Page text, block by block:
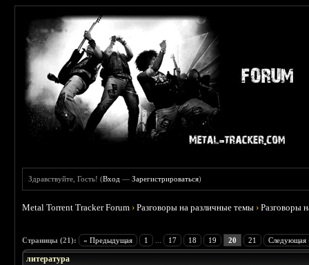
Здравствуйте, Гость! (Вход —Зарегистрироваться)
Metal Torrent Tracker Forum ›Разговоры на различные темы ›Разговоры
Страницы (21): « Предыдущая 1 17 18 19 20 21 Следующая
литература